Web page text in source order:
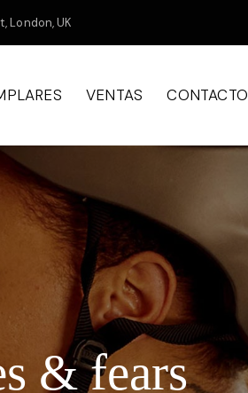
London, UK
VENTAS CONTACTO
& fears